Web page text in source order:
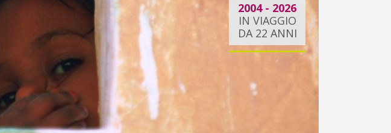
2004 - 2026
IN VIAGGIO
DA 22 ANNI